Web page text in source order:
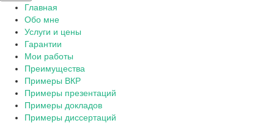
Главная
Обо мне
Услуги и цены
Гарантии
Мои работы
Преимущества
Примеры ВКР
Примеры презентаций
Примеры докладов
Примеры диссертаций